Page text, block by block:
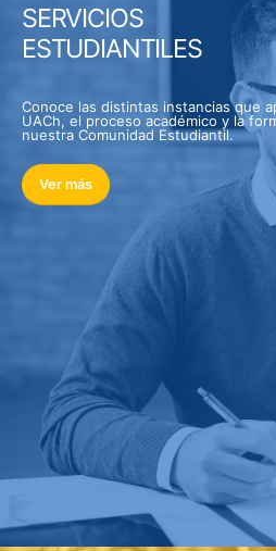
SERVICIOS
ESTUDIANTILES
Conoce las distintas instancias que
UACh, el proceso académico y la
nuestra Comunidad Estudiantil.
Ver más